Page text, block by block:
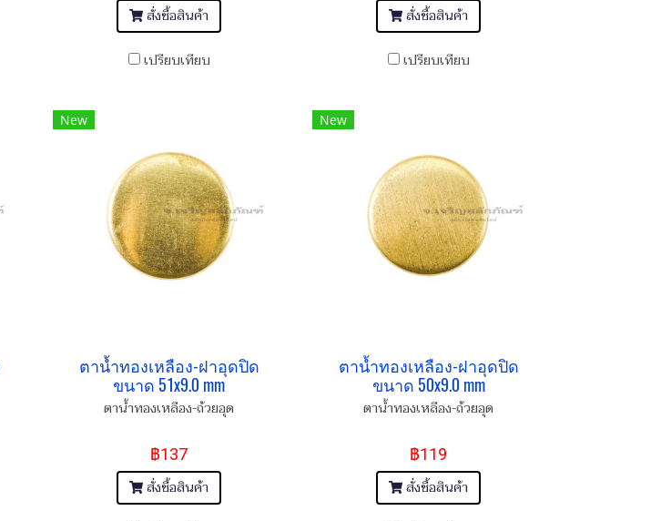
สั่งซื้อสินค้า
เปรียบเทียบ
สั่งซื้อสินค้า
เปรียบเทียบ
New
ตาน้ำทองเหลือง-ฝาอุดปิด
ขนาด 51x9.0 mm
ตาน้ำทองเหลือง-ถ้วยอุด
฿137
สั่งซื้อสินค้า
New
ตาน้ำทองเหลือง-ฝาอุดปิด
ขนาด 50x9.0 mm
ตาน้ำทองเหลือง-ถ้วยอุด
฿119
สั่งซื้อสินค้า